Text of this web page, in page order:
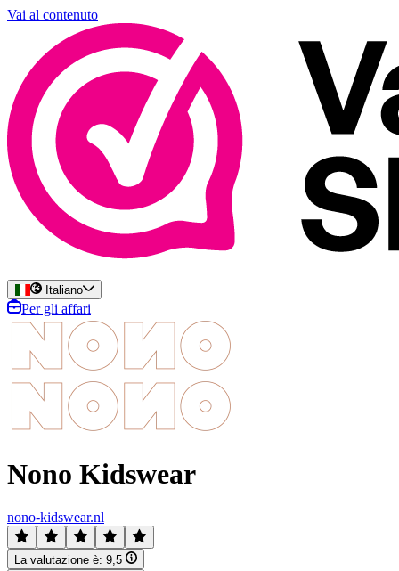
Vai al contenuto
Italiano
Per gli affari
Nono Kidswear
nono-kidswear.nl
La valutazione è: 9,5